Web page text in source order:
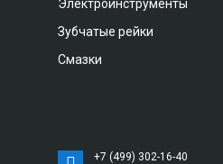
Электроинструменты
Зубчатые рейки
Смазки
+7 (499) 302-16-40